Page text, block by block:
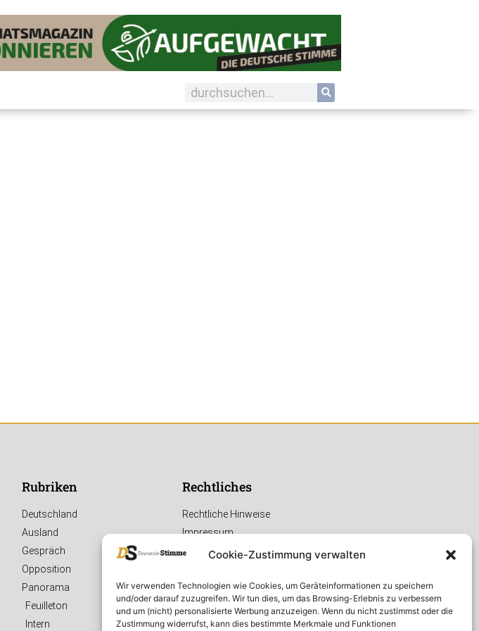
Cookie-Zustimmung verwalten
Wir verwenden Technologien wie Cookies, um Geräteinformationen zu speichern
und/oder darauf zuzugreifen. Wir tun dies, um das Browsing-Erlebnis zu verbessern
und um (nicht) personalisierte Werbung anzuzeigen. Wenn du nicht zustimmst oder die
Zustimmung widerrufst, kann dies bestimmte Merkmale und Funktionen
Rubriken
Deutschland
Ausland
Gespräch
Opposition
Panorama
Feuilleton
Intern
Rechtliches
Rechtliche Hinweise
Impressum
Datenschutzerklärung